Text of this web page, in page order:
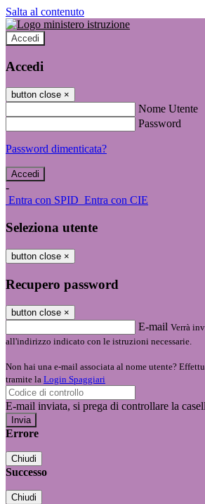
Salta al contenuto
Accedi
Accedi
button close ×
Nome Utente
Password
Password dimenticata?
-
Entra con SPID Entra con CIE
Seleziona utente
button close ×
Recupero password
button close ×
E-mail Verrà
all'indirizzo indicato con le istruzioni necessarie.
Non hai una e-mail associata al nome utente?
tramite la Login Spaggiari
E-mail inviata, si prega di controllare la
Errore
Chiudi
Successo
Chiudi